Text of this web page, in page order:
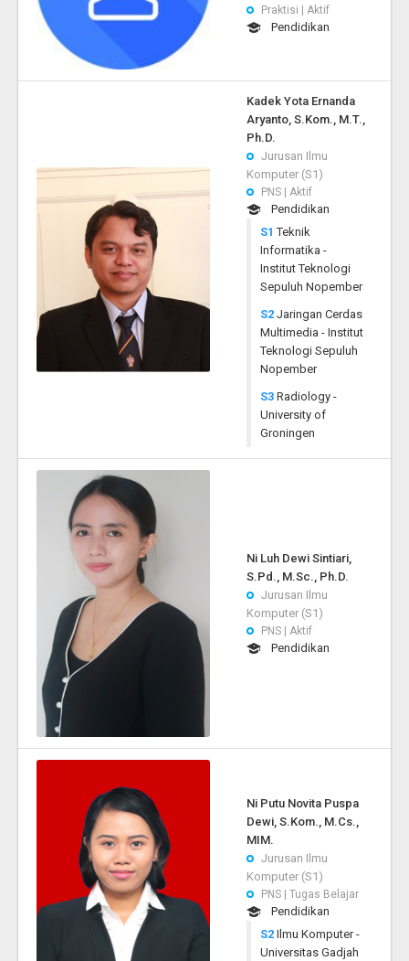
Praktisi | Aktif
Pendidikan
Kadek Yota Ernanda
Aryanto, S.Kom., M.T.,
Ph.D.
Jurusan Ilmu
Komputer (S1)
PNS | Aktif
Pendidikan
S1 Teknik
Informatika -
Institut Teknologi
Sepuluh Nopember
S2 Jaringan Cerdas
Multimedia - Institut
Teknologi Sepuluh
Nopember
S3 Radiology -
University of
Groningen
Ni Luh Dewi Sintiari,
S.Pd., M.Sc., Ph.D.
Jurusan Ilmu
Komputer (S1)
PNS | Aktif
Pendidikan
Ni Putu Novita Puspa
Dewi, S.Kom., M.Cs.,
MIM.
Jurusan Ilmu
Komputer (S1)
PNS | Tugas Belajar
Pendidikan
S2 Ilmu Komputer -
Universitas Gadjah